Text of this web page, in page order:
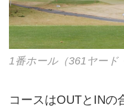
1番ホール（361ヤード
コースはOUTとINの